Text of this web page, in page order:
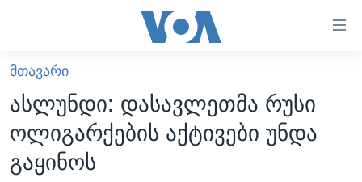
ხელმისაწვდომობისთვის
გადადით
მთავარზე
გადადით
მთავარ
ნავიგაციაზე
გადადით
ᲐᲮᲐᲚᲘ ᲐᲛᲑᲔᲑᲘ
ᲡᲐᲥᲐᲠᲗᲕᲔᲚᲝ
ᲐᲨᲨ
ᲛᲗᲐᲕᲐᲠᲘ
ასლუნდი: დასავლეთმა რუსი
ოლიგარქების აქტივები უნდა
გაყინოს